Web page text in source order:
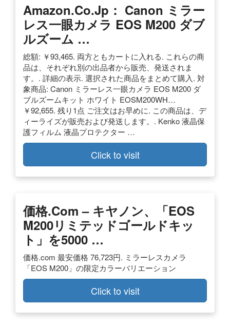
Amazon.co.jp： Canon ミラー
レス一眼カメラ EOS M200 ダブ
ルズーム …
総額: ￥93,465. 両方ともカートに入れる. これらの商
品は、それぞれ別の出品者から販売、発送されま
す。. 詳細の表示. 選択された商品をまとめて購入. 対
象商品: Canon ミラーレス一眼カメラ EOS M200 ダ
ブルズームキット ホワイト EOSM200WH…
￥92,655. 残り1点 ご注文はお早めに. この商品は、デ
ィーライズが販売および発送します。. Kenko 液晶保
護フィルム 液晶プロテクター …
Click to visit
価格.com – キヤノン、「EOS
M200リミテッドゴールドキッ
ト」を5000 …
価格.com 最安価格 76,723円. ミラーレスカメラ
「EOS M200」の限定カラーバリエーション
Click to visit